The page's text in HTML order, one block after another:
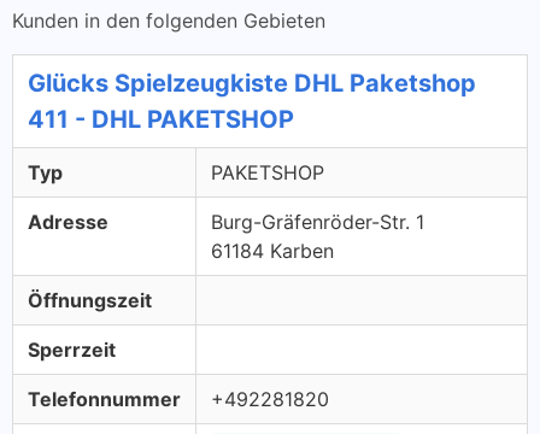
Kunden in den folgenden Gebieten
Glücks Spielzeugkiste DHL Paketshop
411 - DHL PAKETSHOP
Typ PAKETSHOP
Adresse
Burg-Gräfenröder-Str. 1
61184 Karben
Öffnungszeit
Sperrzeit
Telefonnummer +492281820